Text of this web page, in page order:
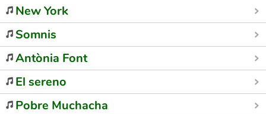
New York
Somnis
Antònia Font
El sereno
Pobre Muchacha